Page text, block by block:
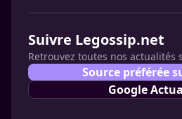
Suivre Legossip.net
Retrouvez toutes nos actualités
Source préférée
Google